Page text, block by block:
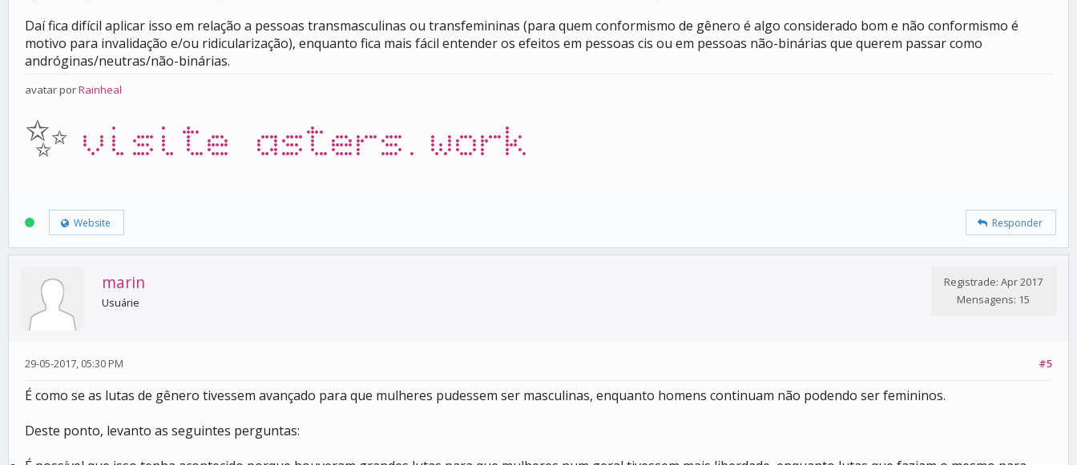
Daí fica difícil aplicar isso em relação a pessoas transmasculinas ou transfemininas (para quem conformismo de gênero é algo considerado bom e não conformismo é
motivo para invalidação e/ou ridicularização), enquanto fica mais fácil entender os efeitos em pessoas cis ou em pessoas não-binárias que querem passar como
andróginas/neutras/não-binárias.
avatar porRainheal
✨ visite asters.work
Website Responder
marin
Usuárie
Registrade: Apr 2017
Mensagens: 15
#5
29-05-2017, 05:30 PM
É como se as lutas de gênero tivessem avançado para que mulheres pudessem ser masculinas, enquanto homens continuam não podendo ser femininos.
Deste ponto, levanto as seguintes perguntas: